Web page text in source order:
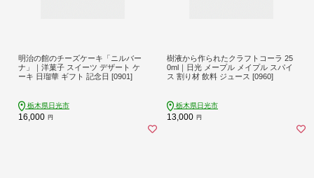
明治の館のチーズケーキ「ニルバー
ナ」｜洋菓子 スイーツ デザート ケ
ーキ 日瑠華 ギフト 記念日 [0901]
栃木県日光市
16,000 円
樹液から作られたクラフトコーラ 25
0ml｜日光 メープル メイプル スパイ
ス 割り材 飲料 ジュース [0960]
栃木県日光市
13,000 円